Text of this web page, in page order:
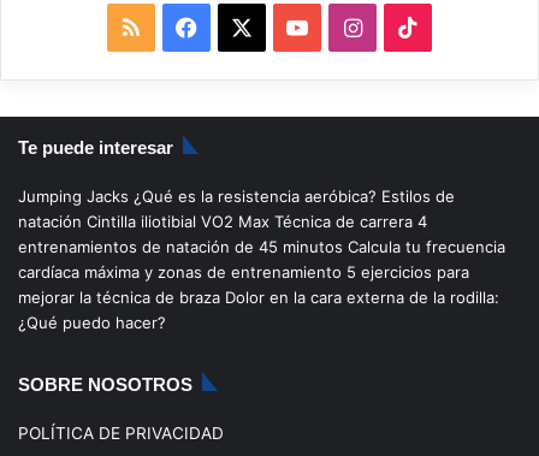
S
S
a
c
b
o
o
u
u
b
I
n
s
a
g
i
k
o
k
Te puede interesar
Jumping Jacks ¿Qué es la resistencia aeróbica? Estilos de
natación Cintilla iliotibial VO2 Max Técnica de carrera 4
entrenamientos de natación de 45 minutos Calcula tu frecuencia
cardíaca máxima y zonas de entrenamiento 5 ejercicios para
mejorar la técnica de braza Dolor en la cara externa de la rodilla:
¿Qué puedo hacer?
SOBRE NOSOTROS
POLÍTICA DE PRIVACIDAD